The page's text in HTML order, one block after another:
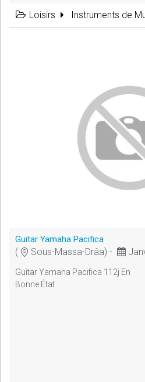
Loisirs Instruments de
Guitar Yamaha Pacifica
( Sous-Massa-Drâa) -
Guitar Yamaha Pacifica 112j En
Bonne État